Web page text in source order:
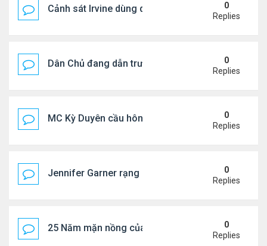
Cảnh sát Irvine dùng drone bắt kẻ trộm trong
0
Replies
Dân Chủ đang dẫn trước Cộng Hòa trong các
0
Replies
MC Kỳ Duyên cầu hôn lại chồng cũ
0
Replies
Jennifer Garner rạng rỡ bên bạn trai kém 6 tuổi
0
Replies
25 Năm mặn nồng của 'Điệp viên 007'
0
Replies